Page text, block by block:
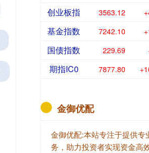
创业板指 3563.12
基金指数 7242.10
国债指数 229.69
期指IC0 7877.80
金御优配
金御优配:本站专注于提供专
务，助力投资者实现资金高